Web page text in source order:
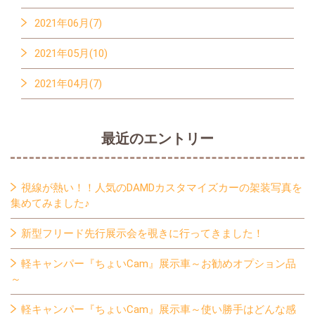
2021年06月(7)
2021年05月(10)
2021年04月(7)
最近のエントリー
視線が熱い！！人気のDAMDカスタマイズカーの架装写真を
集めてみました♪
新型フリード先行展示会を覗きに行ってきました！
軽キャンパー『ちょいCam』展示車～お勧めオプション品
～
軽キャンパー『ちょいCam』展示車～使い勝手はどんな感